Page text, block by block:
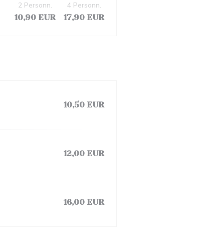
10,90 EUR
2 Personn.
17,90 EUR
4 Personn.
10,50 EUR
12,00 EUR
16,00 EUR